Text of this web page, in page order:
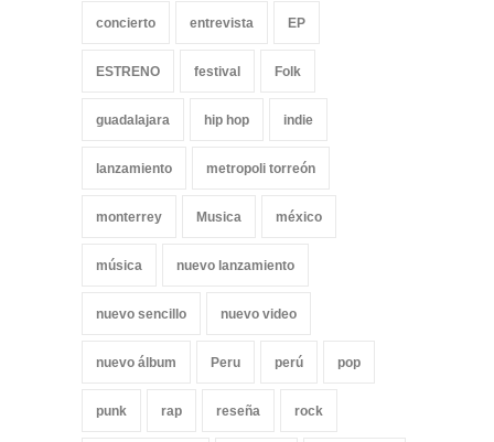
concierto entrevista EP
ESTRENO festival Folk
guadalajara hip hop indie
lanzamiento metropoli torreón
monterrey Musica méxico
música nuevo lanzamiento
nuevo sencillo nuevo video
nuevo álbum Peru perú pop
punk rap reseña rock